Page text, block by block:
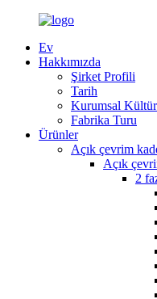
Ev
Hakkımızda
Şirket Profili
Tarih
Kurumsal Kültür
Fabrika Turu
Ürünler
Açık çevrim
Açık
2